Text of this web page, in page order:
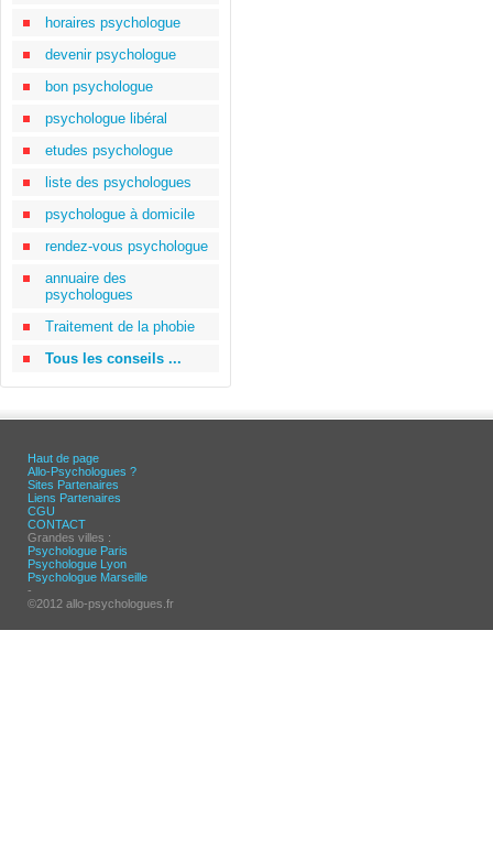
horaires psychologue
devenir psychologue
bon psychologue
psychologue libéral
etudes psychologue
liste des psychologues
psychologue à domicile
rendez-vous psychologue
annuaire des
psychologues
Traitement de la phobie
Tous les conseils ...
Haut de page
Allo-Psychologues ?
Sites Partenaires
Liens Partenaires
CGU
CONTACT
Grandes villes :
Psychologue Paris
Psychologue Lyon
Psychologue Marseille
-
©2012 allo-psychologues.fr